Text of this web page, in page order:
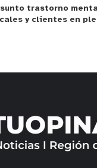
trastorno
y clientes en